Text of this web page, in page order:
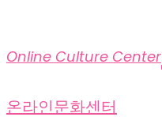
Online Culture Center
온라인문화센터